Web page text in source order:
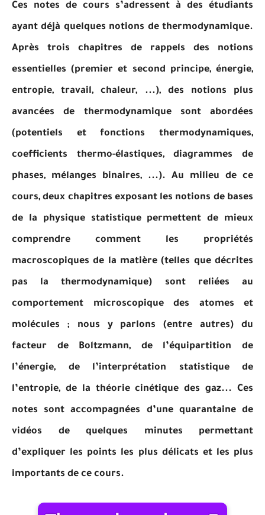
Ces notes de cours s’adressent à des étudiants
ayant déjà quelques notions de thermodynamique.
Après trois chapitres de rappels des notions
essentielles (premier et second principe, énergie,
entropie, travail, chaleur, ...), des notions plus
avancées de thermodynamique sont abordées
(potentiels et fonctions thermodynamiques,
coefficients thermo-élastiques, diagrammes de
phases, mélanges binaires, ...). Au milieu de ce
cours, deux chapitres exposant les notions de bases
de la physique statistique permettent de mieux
comprendre comment les propriétés
macroscopiques de la matière (telles que décrites
pas la thermodynamique) sont reliées au
comportement microscopique des atomes et
molécules ; nous y parlons (entre autres) du
facteur de Boltzmann, de l’équipartition de
l’énergie, de l’interprétation statistique de
l’entropie, de la théorie cinétique des gaz... Ces
notes sont accompagnées d’une quarantaine de
vidéos de quelques minutes permettant
d’expliquer les points les plus délicats et les plus
importants de ce cours.